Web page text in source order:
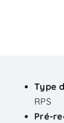
Type
RPS
Pré-